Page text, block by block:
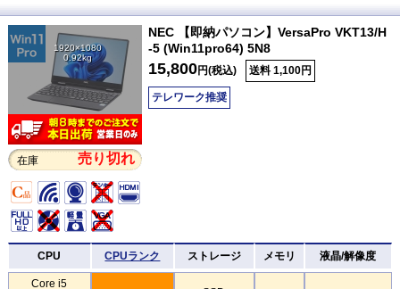
1920×1080
0.92kg
在庫 売り切れ
NEC 【即納パソコン】VersaPro VKT13/H
-5 (Win11pro64) 5N8
15,800円(税込) 送料 1,100円
テレワーク推奨
CPU CPUランク ストレージ メモリ 液晶/解像度
Core i5